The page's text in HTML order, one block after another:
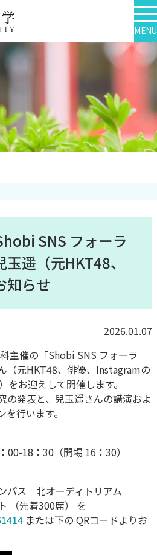
MENU
SNS フォーラ
遥（元HKT48、
知らせ
2026.01.07
主催の「Shobi SNS フォーラ
（元HKT48、俳優、Instagramの
をお迎えして開催します。
の発表と、兒玉遥さんの講演およ
行います。
18：30（開場 16：30）
パス 北オーディトリアム
（先着300席） を
または下の QRコードよりお